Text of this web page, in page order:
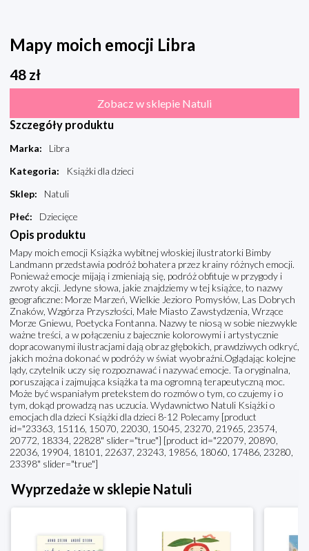
Mapy moich emocji Libra
48 zł
Zobacz w sklepie Natuli
Szczegóły produktu
Marka:
Libra
Kategoria:
Książki dla dzieci
Sklep:
Natuli
Płeć: Dziecięce
Opis produktu
Mapy moich emocji Książka wybitnej włoskiej ilustratorki Bimby
Landmann przedstawia podróż bohatera przez krainy różnych emocji.
Ponieważ emocje mijają i zmieniają się, podróż obfituje w przygody i
zwroty akcji. Jedyne słowa, jakie znajdziemy w tej książce, to nazwy
geograficzne: Morze Marzeń, Wielkie Jezioro Pomysłów, Las Dobrych
Znaków, Wzgórza Przyszłości, Małe Miasto Zawstydzenia, Wrzące
Morze Gniewu, Poetycka Fontanna. Nazwy te niosą w sobie niezwykle
ważne treści, a w połączeniu z bajecznie kolorowymi i artystycznie
dopracowanymi ilustracjami dają obraz głębokich, prawdziwych odkryć,
jakich można dokonać w podróży w świat wyobraźni.Oglądając kolejne
lądy, czytelnik uczy się rozpoznawać i nazywać emocje. Ta oryginalna,
poruszająca i zajmująca książka ta ma ogromną terapeutyczną moc.
Może być wspaniałym pretekstem do rozmów o tym, co czujemy i o
tym, dokąd prowadzą nas uczucia. Wydawnictwo Natuli Książki o
emocjach dla dzieci Książki dla dzieci 8-12 Polecamy [product
id="23363, 15116, 15070, 22030, 15045, 23270, 21965, 23574,
20772, 18334, 22828" slider="true"] [product id="22079, 20890,
22036, 19904, 18101, 22637, 23243, 19856, 18060, 17486, 23280,
23398" slider="true"]
Wyprzedaże w sklepie Natuli